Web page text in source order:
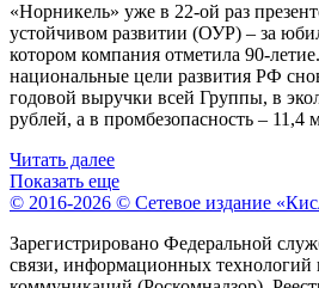
«Норникель» уже в 22-ой раз
устойчивом развитии (ОУР) – за
котором компания отметила 90-
национальные цели развития РФ
годовой выручки всей Группы, в
рублей, а в промбезопасность – 11,4
Читать далее
Показать еще
© 2016-2026 © Сетевое издание
Зарегистрировано Федеральной
связи, информационных технологий